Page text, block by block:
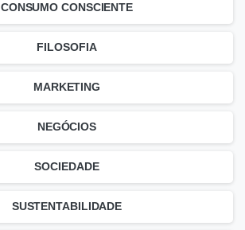
CONSUMO CONSCIENTE
FILOSOFIA
MARKETING
NEGÓCIOS
SOCIEDADE
SUSTENTABILIDADE